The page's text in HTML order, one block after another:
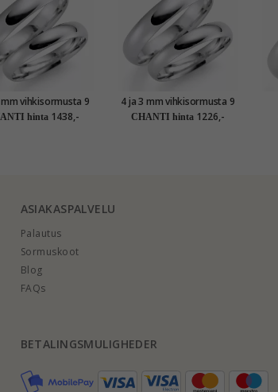
mm vihkisormusta 9
valkokultaa - setit
hinta 1438,-
4 ja 3 mm vihkisormusta 9
karaatin valkokultaa - setit
CHANTI hinta 1226,-
ASIAKASPALVELU
Palautus
Sormuskoot
Blog
FAQs
BETALINGSMULIGHEDER